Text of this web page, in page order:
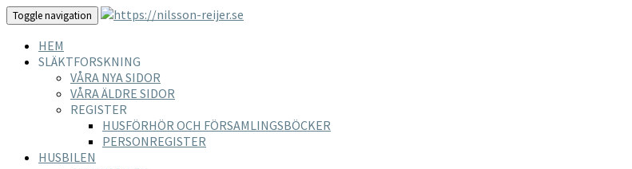
Toggle navigation
HEM
SLÄKTFORSKNING
VÅRA NYA SIDOR
VÅRA ÄLDRE SIDOR
REGISTER
HUSFÖRHÖR OCH FÖRSAMLINGSBÖCKER
PERSONREGISTER
HUSBILEN